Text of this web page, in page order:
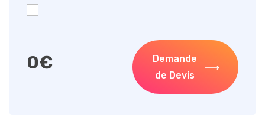
0€
Demande
de Devis